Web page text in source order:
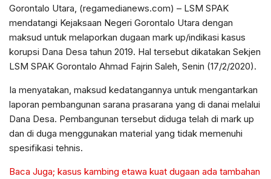
Gorontalo Utara, (regamedianews.com) – LSM SPAK
mendatangi Kejaksaan Negeri Gorontalo Utara dengan
maksud untuk melaporkan dugaan mark up/indikasi kasus
korupsi Dana Desa tahun 2019. Hal tersebut dikatakan Sekjen
LSM SPAK Gorontalo Ahmad Fajrin Saleh, Senin (17/2/2020).
Ia menyatakan, maksud kedatangannya untuk mengantarkan
laporan pembangunan sarana prasarana yang di danai melalui
Dana Desa. Pembangunan tersebut diduga telah di mark up
dan di duga menggunakan material yang tidak memenuhi
spesifikasi tehnis.
Baca Juga; kasus kambing etawa kuat dugaan ada tambahan